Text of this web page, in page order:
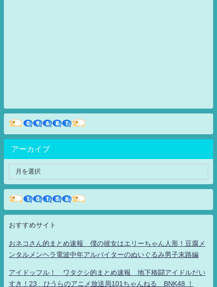
アーカイブ
おすすめサイト
おネコさん的まとめ速報 僕の彼女はエリーちゃん人形！豆腐メ
ンタルメンヘラ電波中年アルバイターのぬいぐるみ男子末路編
アイドッフル！ ワタクシ的まとめ速報 地下格闘アイドルだい
すき！23 ひうらのアニメ放送局101ちゃんねる BNK48 ！